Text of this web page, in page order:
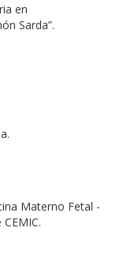
en
Sarda”.
Materno Fetal -